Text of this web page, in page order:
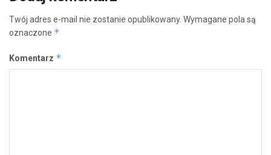
Twój adres e-mail nie zostanie opublikowany. Wymagane pola są
oznaczone *
Komentarz *